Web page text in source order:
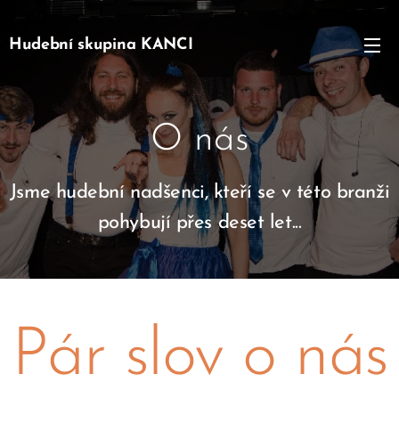
Hudební skupina KANCI
O nás
Jsme hudební nadšenci, kteří se v této branži
pohybují přes deset let...
Pár slov o nás